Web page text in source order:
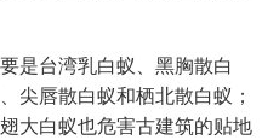
台湾乳白蚁、黑胸散白
尖唇散白蚁和栖北散白蚁；
大白蚁也危害古建筑的贴地